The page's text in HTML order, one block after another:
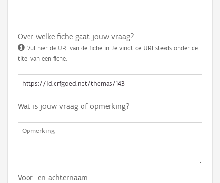
Over welke fiche gaat jouw vraag?
Vul hier de URI van de fiche in. Je vindt de URI steeds onder de
titel van een fiche.
Wat is jouw vraag of opmerking?
Voor- en achternaam